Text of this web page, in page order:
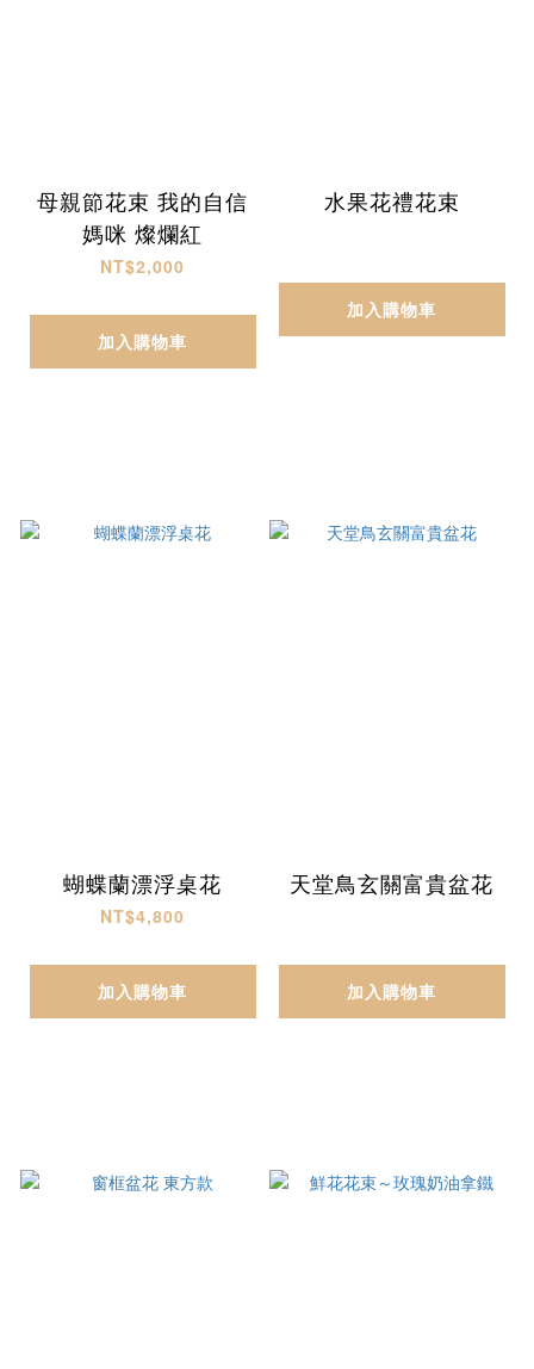
母親節花束 我的自信
媽咪 燦爛紅
NT$2,000
加入購物車
水果花禮花束
加入購物車
蝴蝶蘭漂浮桌花
NT$4,800
加入購物車
天堂鳥玄關富貴盆花
加入購物車